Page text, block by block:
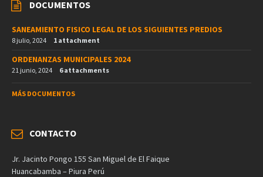
DOCUMENTOS
SANEAMIENTO FISICO LEGAL DE LOS SIGUIENTES PREDIOS
8 julio, 2024 1 attachment
ORDENANZAS MUNICIPALES 2024
21 junio, 2024 6 attachments
MÁS DOCUMENTOS
CONTACTO
Jr. Jacinto Pongo 155 San Miguel de El Faique
Huancabamba – Piura Perú